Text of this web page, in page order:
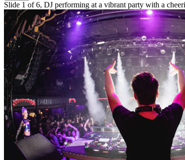
Slide 1 of 6, DJ performing at a vibrant party with a